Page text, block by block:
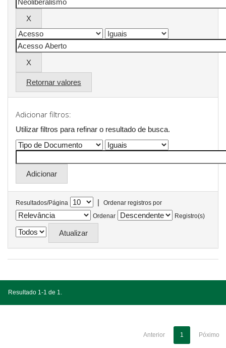
Retornar valores
Adicionar filtros:
Utilizar filtros para refinar o resultado de busca.
Resultados/Página |
Ordenar registros por
Ordenar
Registro(s)
Resultado 1-1 de 1.
Anterior 1 Póximo